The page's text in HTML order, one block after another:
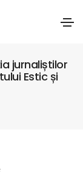
jurnaliștilor
Estic și